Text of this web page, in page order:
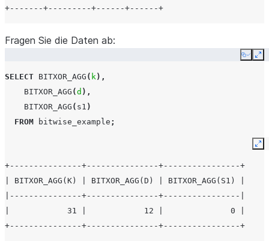
+-------+---------+------+------+
Fragen Sie die Daten ab:
Copy
SELECT BITXOR_AGG ( k),
BITXOR_AGG (d ),
BITXOR_AGG ( s1 )
FROM
bitwise_example ;
+---------------+---------------+----------------+
| BITXOR_AGG(K) | BITXOR_AGG(D) | BITXOR_AGG(S1) |
|---------------+---------------+----------------|
|            31 |            12 |              0 |
+---------------+---------------+----------------+